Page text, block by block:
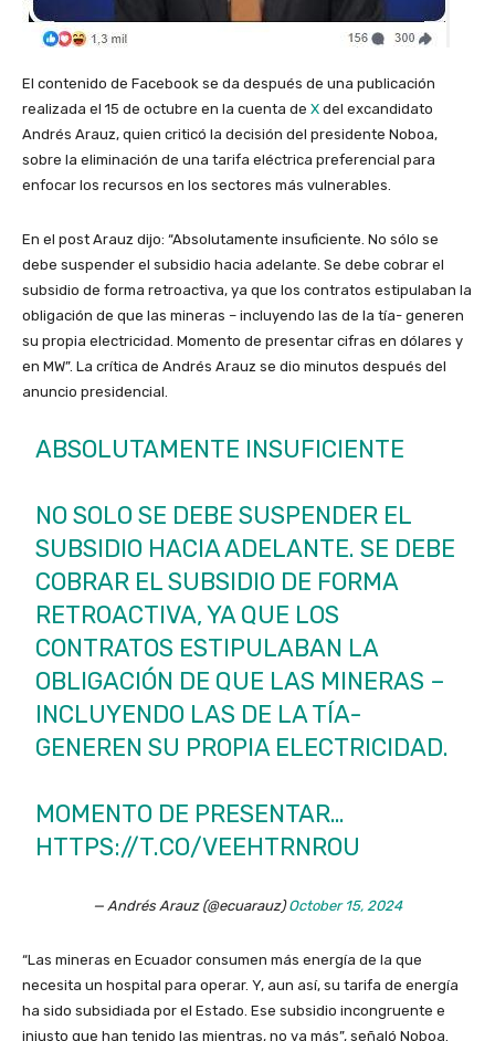
El contenido de Facebook se da después de una publicación
realizada el 15 de octubre en la cuenta de X del excandidato
Andrés Arauz, quien criticó la decisión del presidente Noboa,
sobre la eliminación de una tarifa eléctrica preferencial para
enfocar los recursos en los sectores más vulnerables.
En el post Arauz dijo: “Absolutamente insuficiente. No sólo se
debe suspender el subsidio hacia adelante. Se debe cobrar el
subsidio de forma retroactiva, ya que los contratos estipulaban la
obligación de que las mineras – incluyendo las de la tía- generen
su propia electricidad. Momento de presentar cifras en dólares y
en MW”. La crítica de Andrés Arauz se dio minutos después del
anuncio presidencial.
ABSOLUTAMENTE INSUFICIENTE
NO SOLO SE DEBE SUSPENDER EL
SUBSIDIO HACIA ADELANTE. SE DEBE
COBRAR EL SUBSIDIO DE FORMA
RETROACTIVA, YA QUE LOS
CONTRATOS ESTIPULABAN LA
OBLIGACIÓN DE QUE LAS MINERAS –
INCLUYENDO LAS DE LA TÍA-
GENEREN SU PROPIA ELECTRICIDAD.
MOMENTO DE PRESENTAR…
HTTPS://T.CO/VEEHTRNROU
— Andrés Arauz (@ecuarauz)October 15, 2024
“Las mineras en Ecuador consumen más energía de la que
necesita un hospital para operar. Y, aun así, su tarifa de energía
ha sido subsidiada por el Estado. Ese subsidio incongruente e
injusto que han tenido las mientras, no va más”, señaló Noboa.